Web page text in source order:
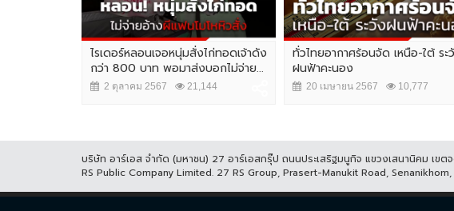
ไรเดอร์หลอนเจอหนุ่มสั่งไก่ทอดเจ้าดัง
กว่า 800 บาท พอมาส่งบอกไม่จ่าย...
2 ตุลาคม 2567 21,144
ทั่วไทยอากาศร้อนจัด เหนือ-ใต้ ระ
ฝนฟ้าคะนอง
20 เมษายน 2567 10,777
บริษัท อาร์เอส จำกัด (มหาชน) 27 อาร์เอสกรุ๊ป ถนนประเสริฐมนูกิจ แขวงเสนานิคม เข
RS Public Company Limited. 27 RS Group, Prasert-Manukit Road,